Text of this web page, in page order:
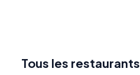
Tous les restaurants